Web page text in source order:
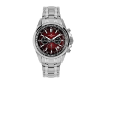
Produktgalerie überspringen